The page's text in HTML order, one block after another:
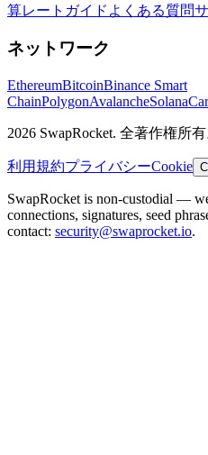
算レート ガイド よくある質問
ネットワーク
EthereumBitcoinBinance Smart
ChainPolygonAvalancheSolana
2026 SwapRocket. 全著作権所有
利用規約プライバシーCookie
SwapRocket is non-custodial —
connections, signatures, seed
contact: security@swaprocket.io.